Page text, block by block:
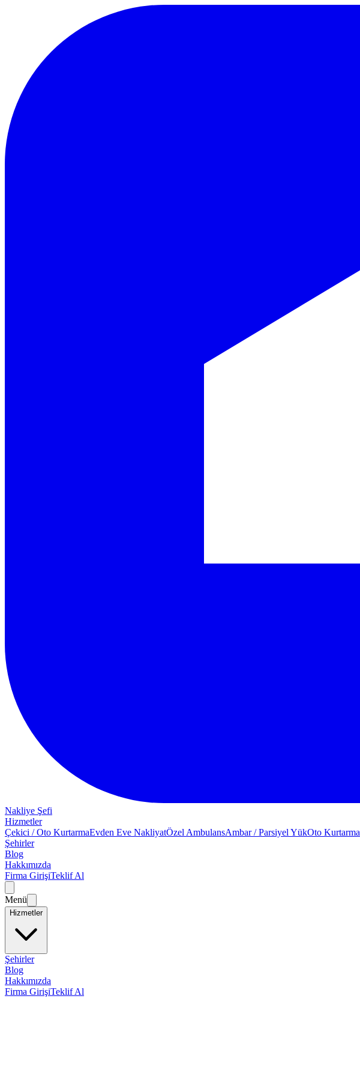
Nakliye Şefi
Hizmetler
Çekici / Oto KurtarmaEvden Eve NakliyatÖzel AmbulansAmbar / Parsiyel YükOto Kurtarma
Şehirler
Blog
Hakkımızda
Firma GirişiTeklif Al
Menü
Hizmetler
Şehirler
Blog
Hakkımızda
Firma GirişiTeklif Al